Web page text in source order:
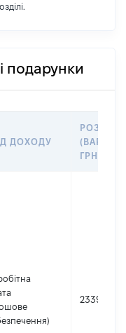
подарунки
ДОХОДУ
РОЗМІР
ГРН
233911